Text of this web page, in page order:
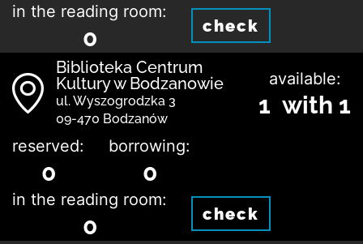
in the reading room:
0 check
Biblioteka Centrum
Kultury w Bodzanowie
ul. Wyszogrodzka 3
09-470 Bodzanów
available:
1 with 1
reserved:
0
borrowing:
0
in the reading room:
0 check